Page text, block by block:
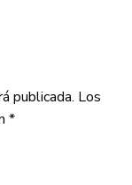
publicada. Los
*